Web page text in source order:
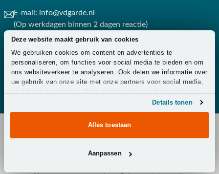
Deze website maakt gebruik van cookies
We gebruiken cookies om content en advertenties te
personaliseren, om functies voor social media te bieden en om
ons websiteverkeer te analyseren. Ook delen we informatie over
uw gebruik van onze site met onze partners voor social media,
adverteren en analyse. Deze partners kunnen deze gegevens
combineren met andere informatie die u aan ze heeft verstrekt
of die ze hebben verzameld op basis van uw gebruik van hun
Details tonen
Alles toestaan
Aanpassen
E-mail: info@vdgarde.nl
(Op werkdagen binnen 2 dagen reactie)
Whatsapp: 0488441220
(Op werkdagen binnen 3 uur reactie)
Copyright © 2026 - Van der Garde Tuinmeubelen -